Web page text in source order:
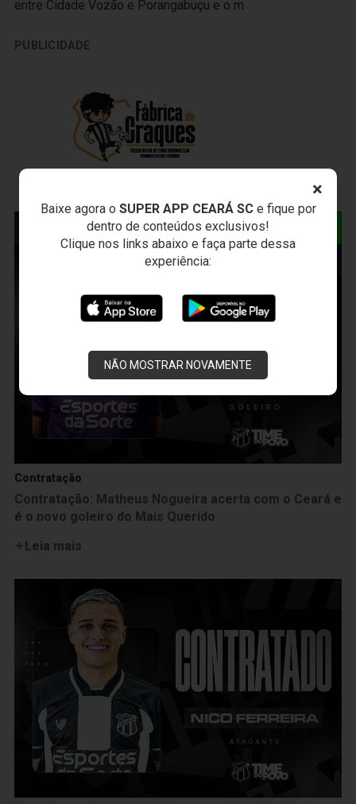
×
Baixe agora o SUPER APP CEARÁ SCe fique por
dentro de conteúdos exclusivos!
Clique nos links abaixo e faça parte dessa
experiência:
NÃO MOSTRAR NOVAMENTE
entre Cidade Vozão e Porangabuçu e o m
PUBLICIDADE
NOTÍCIAS RELACIONADAS
Contratação
Contratação: Matheus Nogueira acerta com o Ceará e
é o novo goleiro do Mais Querido
Leia mais